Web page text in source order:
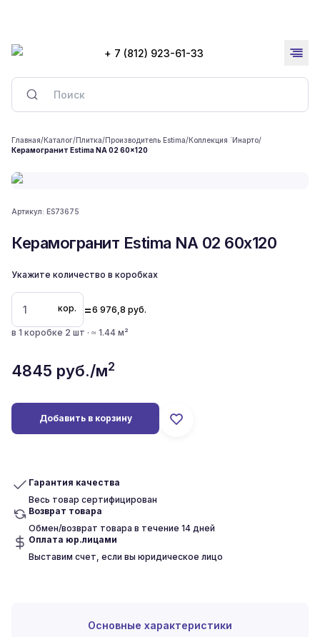
+ 7 (812) 923-61-33
Главная/Каталог/Плитка/Производитель Estima/Коллекция `Инарто/
Керамогранит Estima NA 02 60x120
Артикул: ES73675
Керамогранит Estima NA 02 60x120
Укажите количество в коробках
кор. =6 976,8 руб.
в 1 коробке 2 шт · ≈ 1.44 м²
4845 руб./м2
Добавить в корзину
Гарантия качества
Весь товар сертифицирован
Возврат товара
Обмен/возврат товара в течение 14 дней
Оплата юр.лицами
Выставим счет, если вы юридическое лицо
Основные характеристики